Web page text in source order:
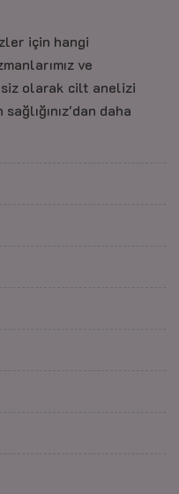
için hangi
ve
olarak cilt anelizi
daha